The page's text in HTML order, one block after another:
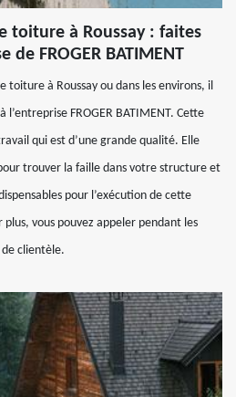
toiture à Roussay : faites
de FROGER BATIMENT
toiture à Roussay ou dans les environs, il
l’entreprise FROGER BATIMENT. Cette
qui est d’une grande qualité. Elle
trouver la faille dans votre structure et
pour l’exécution de cette
plus, vous pouvez appeler pendant les
de clientèle.